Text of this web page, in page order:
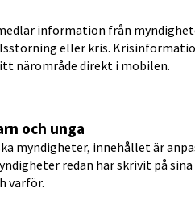
information från
eller kris.
närområde direkt i mobilen.
och unga
myndigheter, innehållet är
redan har skrivit på
varför.